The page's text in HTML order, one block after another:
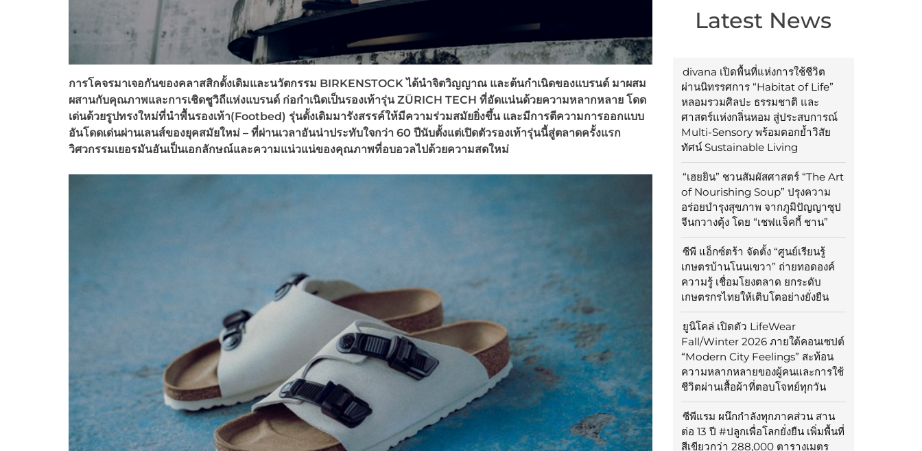
Latest News
divana เปิดพื้นที่แห่งการใช้ชีวิต
ผ่านนิทรรศการ “Habitat of Life”
หลอมรวมศิลปะ ธรรมชาติ และ
ศาสตร์แห่งกลิ่นหอม สู่ประสบการณ์
Multi-Sensory พร้อมตอกย้ำวิสัย
ทัศน์ Sustainable Living
“เฮยยิน” ชวนสัมผัสศาสตร์ “The Art
of Nourishing Soup” ปรุงความ
อร่อยบำรุงสุขภาพ จากภูมิปัญญาซุป
จีนกวางตุ้ง โดย “เชฟแจ็คกี้ ชาน”
ซีพี แอ็กซ์ตร้า จัดตั้ง “ศูนย์เรียนรู้
เกษตรบ้านโนนเขวา” ถ่ายทอดองค์
ความรู้ เชื่อมโยงตลาด ยกระดับ
เกษตรกรไทยให้เติบโตอย่างยั่งยืน
ยูนิโคล่ เปิดตัว LifeWear
Fall/Winter 2026 ภายใต้คอนเซปต์
“Modern City Feelings” สะท้อน
ความหลากหลายของผู้คนและการใช้
ชีวิตผ่านเสื้อผ้าที่ตอบโจทย์ทุกวัน
ซีพีแรม ผนึกกำลังทุกภาคส่วน สาน
ต่อ 13 ปี #ปลูกเพื่อโลกยั่งยืน เพิ่มพื้นที่
สีเขียวกว่า 288,000 ตารางเมตร
การโคจรมาเจอกันของคลาสสิกดั้งเดิมและนวัตกรรม BIRKENSTOCKได้นำจิตวิญญาณ และต้นกำเนิดของแบรนด์ มาผสม
ผสานกับคุณภาพและการเชิดชูวิถีแห่งแบรนด์ ก่อกำเนิดเป็นรองเท้ารุ่นZÜRICH TECH ที่อัดแน่นด้วยความหลากหลาย โดด
เด่นด้วยรูปทรงใหม่ที่นำพื้นรองเท้า(Footbed) รุ่นดั้งเดิมมารังสรรค์ให้มีความร่วมสมัยยิ่งขึ้น และมีการตีความการออกแบบ
อันโดดเด่นผ่านเลนส์ของยุคสมัยใหม่ – ที่ผ่านเวลาอันน่าประทับใจกว่า 60 ปีนับตั้งแต่เปิดตัวรองเท้ารุ่นนี้สู่ตลาดครั้งแรก
วิศวกรรมเยอรมันอันเป็นเอกลักษณ์และความแน่วแน่ของคุณภาพที่อบอวลไปด้วยความสดใหม่